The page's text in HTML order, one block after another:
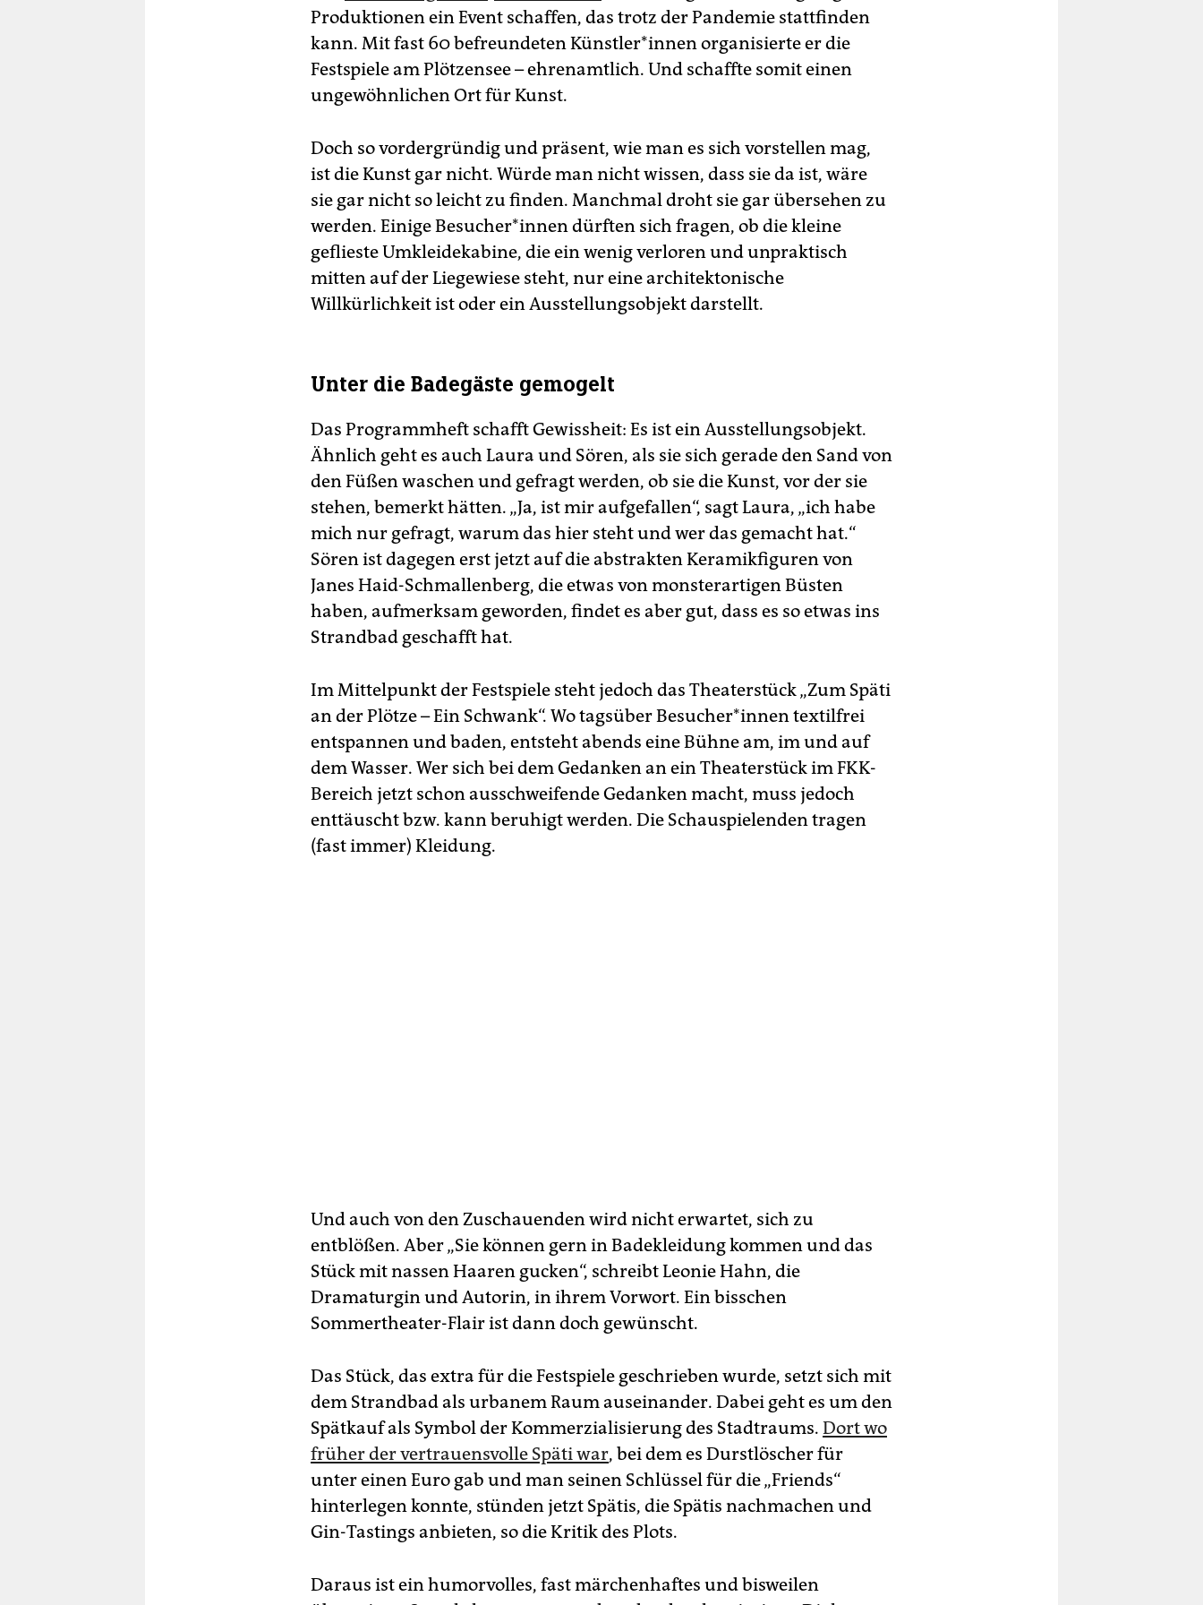
Produktionen ein Event schaffen, das trotz der Pandemie stattfinden
kann. Mit fast 60 befreundeten Künstler*innen organisierte er die
Festspiele am Plötzensee – ehrenamtlich. Und schaffte somit einen
ungewöhnlichen Ort für Kunst.
Doch so vordergründig und präsent, wie man es sich vorstellen mag,
ist die Kunst gar nicht. Würde man nicht wissen, dass sie da ist, wäre
sie gar nicht so leicht zu finden. Manchmal droht sie gar übersehen zu
werden. Einige Besucher*innen dürften sich fragen, ob die kleine
geflieste Umkleidekabine, die ein wenig verloren und unpraktisch
mitten auf der Liegewiese steht, nur eine architektonische
Willkürlichkeit ist oder ein Ausstellungsobjekt darstellt.
Unter die Badegäste gemogelt
Das Programmheft schafft Gewissheit: Es ist ein Ausstellungsobjekt.
Ähnlich geht es auch Laura und Sören, als sie sich gerade den Sand von
den Füßen waschen und gefragt werden, ob sie die Kunst, vor der sie
stehen, bemerkt hätten. „Ja, ist mir aufgefallen“, sagt Laura, „ich habe
mich nur gefragt, warum das hier steht und wer das gemacht hat.“
Sören ist dagegen erst jetzt auf die abstrakten Keramikfiguren von
Janes Haid-Schmallenberg, die etwas von monsterartigen Büsten
haben, aufmerksam geworden, findet es aber gut, dass es so etwas ins
Strandbad geschafft hat.
Im Mittelpunkt der Festspiele steht jedoch das Theaterstück „Zum Späti
an der Plötze – Ein Schwank“. Wo tagsüber Besucher*innen textilfrei
entspannen und baden, entsteht abends eine Bühne am, im und auf
dem Wasser. Wer sich bei dem Gedanken an ein Theaterstück im FKK-
Bereich jetzt schon ausschweifende Gedanken macht, muss jedoch
enttäuscht bzw. kann beruhigt werden. Die Schauspielenden tragen
(fast immer) Kleidung.
Und auch von den Zuschauenden wird nicht erwartet, sich zu
entblößen. Aber „Sie können gern in Badekleidung kommen und das
Stück mit nassen Haaren gucken“, schreibt Leonie Hahn, die
Dramaturgin und Autorin, in ihrem Vorwort. Ein bisschen
Sommertheater-Flair ist dann doch gewünscht.
Das Stück, das extra für die Festspiele geschrieben wurde, setzt sich mit
dem Strandbad als urbanem Raum auseinander. Dabei geht es um den
Spätkauf als Symbol der Kommerzialisierung des Stadtraums. Dort wo
früher der vertrauensvolle Späti war, bei dem es Durstlöscher für
unter einen Euro gab und man seinen Schlüssel für die „Friends“
hinterlegen konnte, stünden jetzt Spätis, die Spätis nachmachen und
Gin-Tastings anbieten, so die Kritik des Plots.
Daraus ist ein humorvolles, fast märchenhaftes und bisweilen